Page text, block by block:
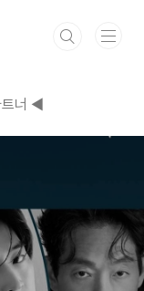
너 ◀